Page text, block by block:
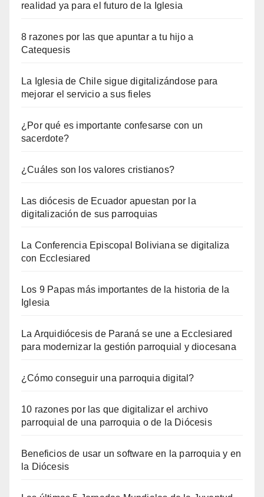
realidad ya para el futuro de la Iglesia
8 razones por las que apuntar a tu hijo a
Catequesis
La Iglesia de Chile sigue digitalizándose para
mejorar el servicio a sus fieles
¿Por qué es importante confesarse con un
sacerdote?
¿Cuáles son los valores cristianos?
Las diócesis de Ecuador apuestan por la
digitalización de sus parroquias
La Conferencia Episcopal Boliviana se digitaliza
con Ecclesiared
Los 9 Papas más importantes de la historia de la
Iglesia
La Arquidiócesis de Paraná se une a Ecclesiared
para modernizar la gestión parroquial y diocesana
¿Cómo conseguir una parroquia digital?
10 razones por las que digitalizar el archivo
parroquial de una parroquia o de la Diócesis
Beneficios de usar un software en la parroquia y en
la Diócesis